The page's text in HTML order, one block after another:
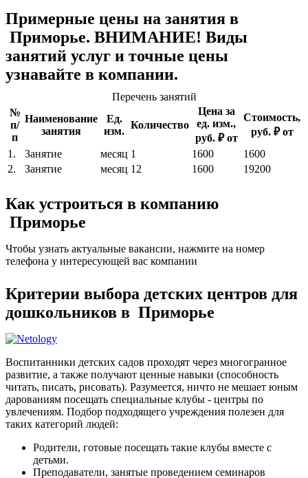
Примерные цены на занятия в
Приморье. ВНИМАНИЕ! Виды
занятий услуг и точные цены
узнавайте в компании.
Перечень занятий
№
п/
п
Наименование
занятия
Ед.
изм.
Количество
Цена за
ед. изм.,
руб. ₽ от
Стоимость,
руб. ₽ от
1.
Занятие месяц 1 1600
1600
2.
Занятие месяц 12 1600 19200
Как устроиться в компанию
Приморье
Чтобы узнать актуальные вакансии, нажмите на номер
телефона у интересующей вас компании
Критерии выбора детских центров для
дошкольников в Приморье
Воспитанники детских садов проходят через многогранное
развитие, а также получают ценные навыки (способность
читать, писать, рисовать). Разумеется, ничто не мешает юным
дарованиям посещать специальные клубы - центры по
увлечениям. Подбор подходящего учреждения полезен для
таких категорий людей:
Родители, готовые посещать такие клубы вместе с
детьми.
Преподаватели, занятые проведением семинаров